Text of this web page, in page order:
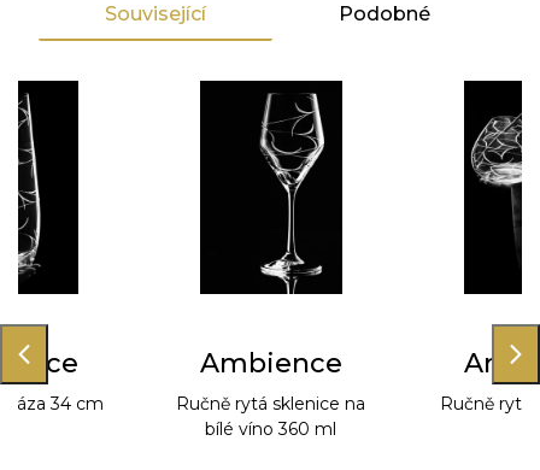
Související Podobné
váza 34 cm
Ambience
Ručně rytá sklenice na
bílé víno 360 ml
Ručně rytá